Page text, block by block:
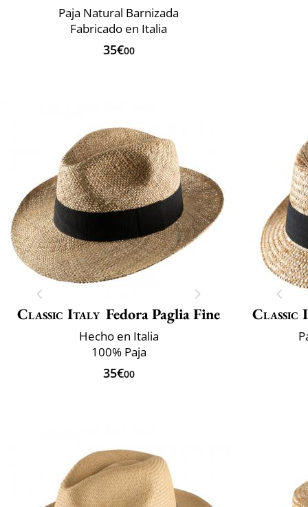
Paja Natural Barnizada
Fabricado en Italia
35€00
Classic Italy Fedora Paglia Fine
Hecho en Italia
100% Paja
35€00
Classic